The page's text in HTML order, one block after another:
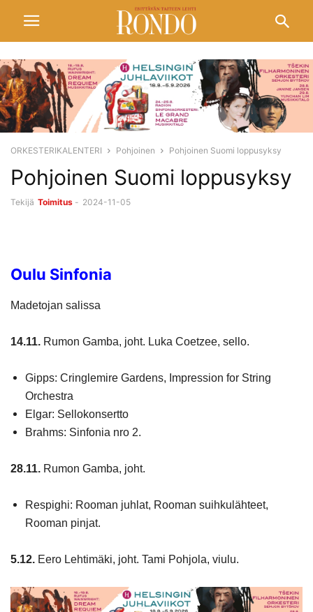
ORKESTERIKALENTERI Pohjoinen Pohjoinen Suomi loppusyksy
Pohjoinen Suomi loppusyksy
Tekijä Toimitus - 2024-11-05
Oulu Sinfonia
Madetojan salissa
14.11. Rumon Gamba, joht. Luka Coetzee, sello.
Gipps: Cringlemire Gardens, Impression for String
Orchestra
Elgar: Sellokonsertto
Brahms: Sinfonia nro 2.
28.11. Rumon Gamba, joht.
Respighi: Rooman juhlat, Rooman suihkulähteet,
Rooman pinjat.
5.12. Eero Lehtimäki, joht. Tami Pohjola, viulu.